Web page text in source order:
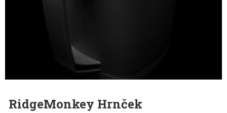
RidgeMonkey Hrnček